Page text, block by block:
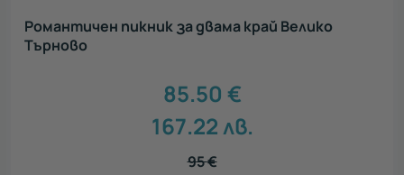
Романтичен пикник за двама край Велико
Търново
85.50 €
167.22лв.
95€